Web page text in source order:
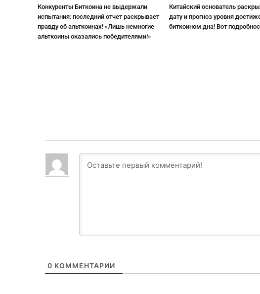
Конкуренты Биткоина не выдержали
испытания: последний отчет раскрывает
правду об альткоинах! «Лишь немногие
альткоины оказались победителями!»
Китайский основатель
дату и прогноз уровня
биткоином дна! Вот
0 КОММЕНТАРИИ